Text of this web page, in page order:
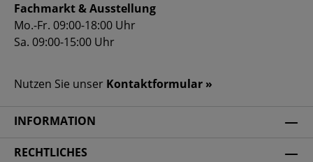
Fachmarkt & Ausstellung
Mo.-Fr. 09:00-18:00 Uhr
Sa. 09:00-15:00 Uhr
Nutzen Sie unser Kontaktformular »
INFORMATION
RECHTLICHES